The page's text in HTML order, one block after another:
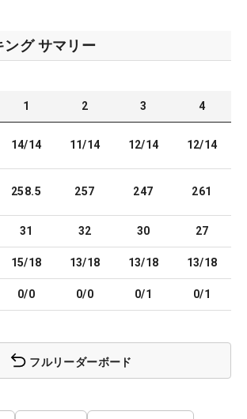
ング サマリー
1 2 3 4
14/14 11/14 12/14 12/14
258.5 257 247 261
31 32 30 27
15/18 13/18 13/18 13/18
0/0 0/0 0/1 0/1
フルリーダーボード